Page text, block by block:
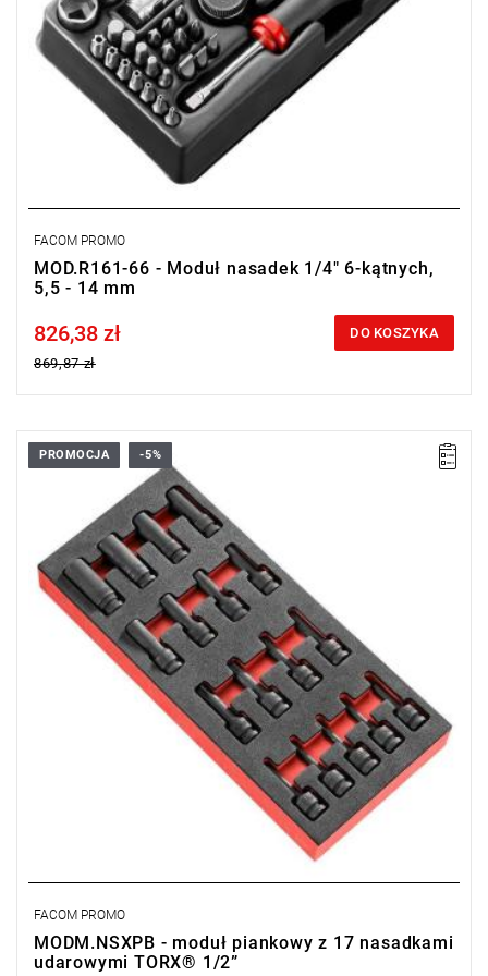
FACOM PROMO
MOD.R161-66 - Moduł nasadek 1/4" 6-kątnych,
5,5 - 14 mm
Price tax included
826,38 zł
869,87 zł
DO KOSZYKA
• NSTX.L: E10, E12, E14, E16, E18, E20, E20, E24
• NSX.L: T20, T25, T30, T40, T45, T50, T55, T60, T70
• Wkładka piankowa: PM.NSX
PROMOCJA -5%
FACOM PROMO
MODM.NSXPB - moduł piankowy z 17 nasadkami
udarowymi TORX® 1/2”